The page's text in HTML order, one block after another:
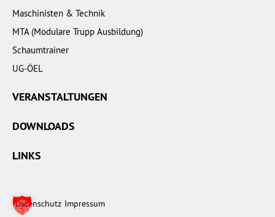
Maschinisten & Technik
MTA (Modulare Trupp Ausbildung)
Schaumtrainer
UG-ÖEL
VERANSTALTUNGEN
DOWNLOADS
LINKS
Datenschutz Impressum